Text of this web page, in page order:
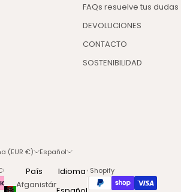
FAQs resuelve tus dudas
DEVOLUCIONES
CONTACTO
SOSTENIBILIDAD
(EUR €)
País
Afganistán
Español
Idioma
Tecnología de Shopify